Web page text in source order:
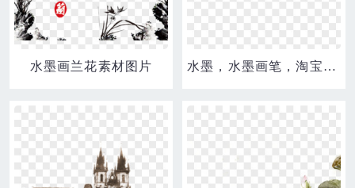
水墨画兰花素材图片 水墨，水墨画笔，淘宝素材